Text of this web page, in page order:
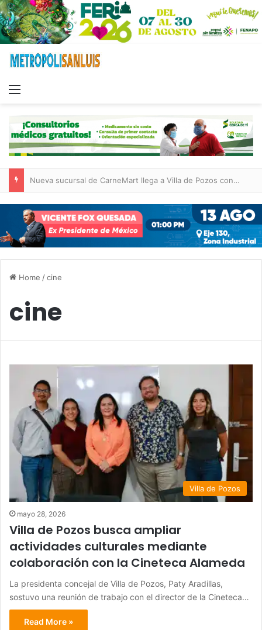
Nueva sucursal de CarneMart llega a Villa de Pozos con inversión y generación de empleos
Home /cine
cine
Villa de Pozos
mayo 28, 2026
Villa de Pozos busca ampliar
actividades culturales mediante
colaboración con la Cineteca Alameda
La presidenta concejal de Villa de Pozos, Paty Aradillas,
sostuvo una reunión de trabajo con el director de la Cineteca…
Read More »